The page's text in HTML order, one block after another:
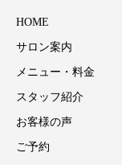
HOME
サロン案内
メニュー・料金
スタッフ紹介
お客様の声
ご予約